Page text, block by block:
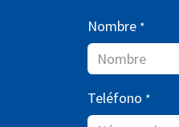
Nombre *
Teléfono *